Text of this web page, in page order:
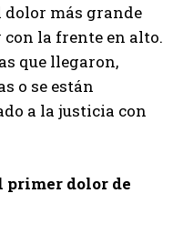
dolor más grande
la frente en alto.
que llegaron,
o se están
a la justicia con
primer dolor de